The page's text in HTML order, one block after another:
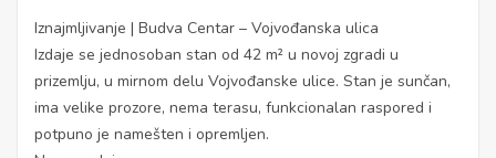
Iznajmljivanje | Budva Centar – Vojvođanska ulica
Izdaje se jednosoban stan od 42 m² u novoj zgradi u
prizemlju, u mirnom delu Vojvođanske ulice. Stan je sunčan,
ima velike prozore, nema terasu, funkcionalan raspored i
potpuno je namešten i opremljen.